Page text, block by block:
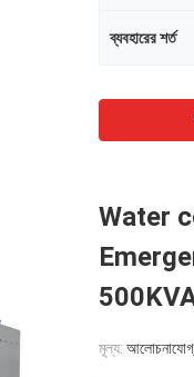
ব্যবহারের শর্ত
Water
মূল্য: